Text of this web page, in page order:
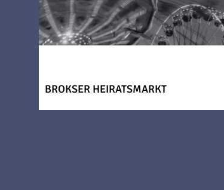
BROKSER HEIRATSMARKT